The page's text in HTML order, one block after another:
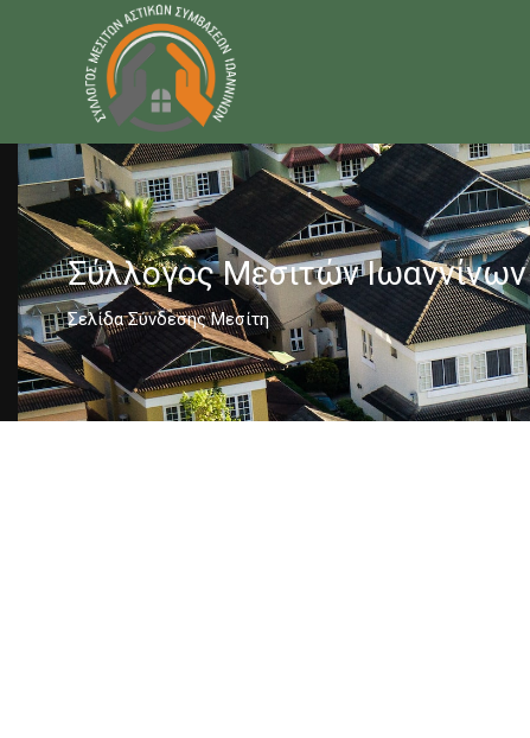
Σύλλογος Μεσιτών Ιωαννίνων
Σελίδα Σύνδεσης Μεσίτη